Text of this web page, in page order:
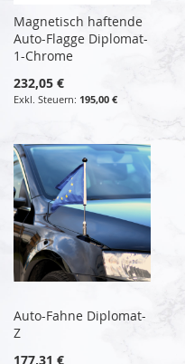
Magnetisch haftende
Auto-Flagge Diplomat-
1-Chrome
232,05 €
195,00 €
Auto-Fahne Diplomat-
Z
177,31 €